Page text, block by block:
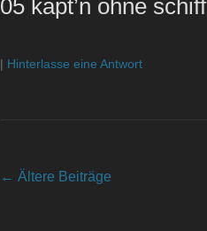
05 käpt’n ohne schiff
| Hinterlasse eine Antwort
Beitragsnavigation
← Ältere Beiträge